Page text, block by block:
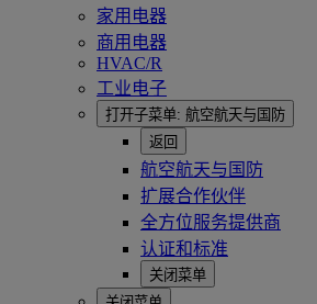
家用电器
商用电器
HVAC/R
工业电子
打开子菜单: 航空航天与国防
返回
航空航天与国防
扩展合作伙伴
全方位服务提供商
认证和标准
关闭菜单